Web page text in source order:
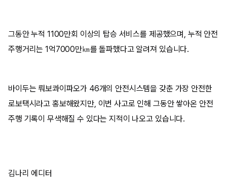
그동안 누적 1100만회 이상의 탑승 서비스를 제공했으며, 누적 안전
주행거리는 1억7000만㎞를 돌파했다고 알려져 있습니다.
바이두는 뤄보콰이파오가 46개의 안전시스템을 갖춘 가장 안전한
로보택시라고 홍보해왔지만, 이번 사고로 인해 그동안 쌓아온 안전
주행 기록이 무색해질 수 있다는 지적이 나오고 있습니다.
김나리 에디터